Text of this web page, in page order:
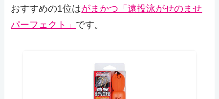
おすすめの1位はがまかつ「遠投泳がせのませ
パーフェクト」 です。